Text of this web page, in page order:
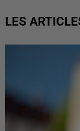
LES